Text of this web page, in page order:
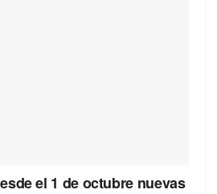
el 1 de octubre nuevas